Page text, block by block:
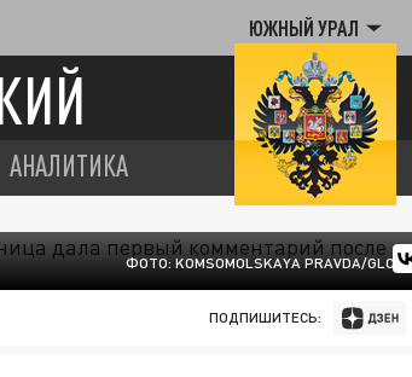
ЮЖНЫЙ УРАЛ
АНАЛИТИКА
ФОТО: KOMSOMOLSKAYA PRAVDA/
ПОДПИШИТЕСЬ: